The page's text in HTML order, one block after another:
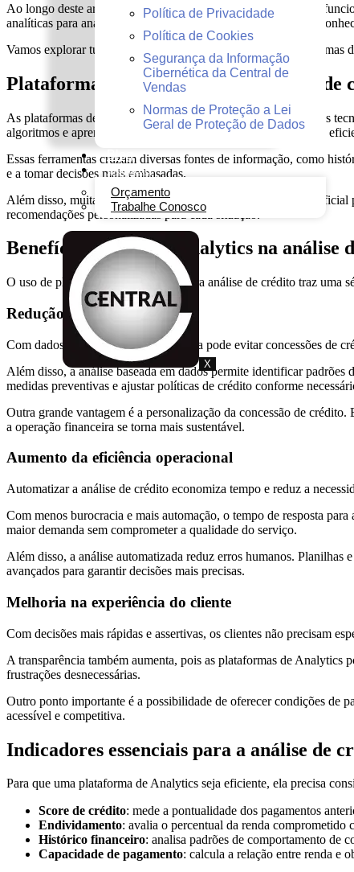
Política de Privacidade
Política de Cookies
Segurança da Informação
Cibernética da Central de
Vendas
Normas de Proteção a Lei
Geral de Proteção de Dados
Blog
Contato
Orçamento
Trabalhe Conosco
X
Ao longo deste artigo, você entenderá como essas ferramentas
analíticas para análise de crédito, este é o momento certo para
Vamos explorar tudo o que você precisa saber sobre as
Plataformas de Analytics para análise de
As plataformas de Analytics para análise de crédito são soluções
algoritmos e aprendizado de máquina para tornar a análise mais
Essas ferramentas cruzam diversas fontes de informação, como
e a tomar decisões mais embasadas.
Além disso, muitas dessas plataformas utilizam inteligência
recomendações personalizadas para cada situação.
Benefícios do uso de Analytics na análise
O uso de plataformas de Analytics para análise de crédito traz uma
Redução de riscos financeiros
Com dados mais precisos, sua empresa pode evitar concessões de
Além disso, a análise baseada em dados permite identificar
medidas preventivas e ajustar políticas de crédito conforme
Outra grande vantagem é a personalização da concessão de
a operação financeira se torna mais sustentável.
Aumento da eficiência operacional
Automatizar a análise de crédito economiza tempo e reduz a
Com menos burocracia e mais automação, o tempo de resposta
maior demanda sem comprometer a qualidade do serviço.
Além disso, a análise automatizada reduz erros humanos. Planilhas
avançados para garantir decisões mais precisas.
Melhoria na experiência do cliente
Com decisões mais rápidas e assertivas, os clientes não precisam
A transparência também aumenta, pois as plataformas de
frustrações desnecessárias.
Outro ponto importante é a possibilidade de oferecer condições de
acessível e competitiva.
Indicadores essenciais para a análise de
Para que uma plataforma de Analytics seja eficiente, ela precisa
Score de crédito: mede a pontualidade dos pagamentos
Endividamento: avalia o percentual da renda comprometido
Histórico financeiro: analisa padrões de comportamento de
Capacidade de pagamento: calcula a relação entre renda e